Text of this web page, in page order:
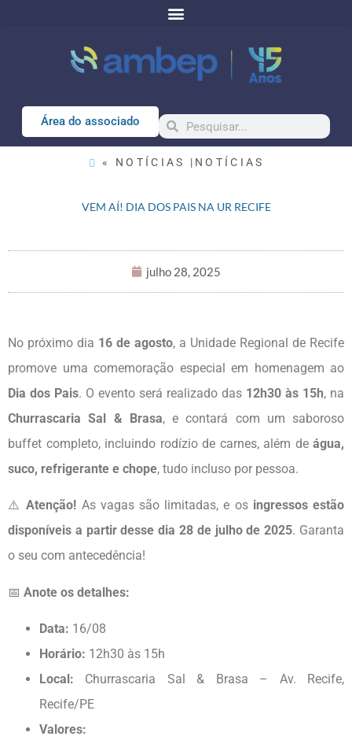
Área do associado
« NOTÍCIAS | NOTÍCIAS
VEM AÍ! DIA DOS PAIS NA UR RECIFE
julho 28, 2025
No próximo dia 16 de agosto, a Unidade Regional de Recife
promove uma comemoração especial em homenagem ao
Dia dos Pais. O evento será realizado das 12h30 às 15h, na
Churrascaria Sal & Brasa, e contará com um saboroso
buffet completo, incluindo rodízio de carnes, além de água,
suco, refrigerante e chope, tudo incluso por pessoa.
⚠️Atenção! As vagas são limitadas, e os ingressos estão
disponíveis a partir desse dia 28 de julho de 2025. Garanta
o seu com antecedência!
📅 Anote os detalhes:
Data: 16/08
Horário: 12h30 às 15h
Local: Churrascaria Sal & Brasa – Av. Recife,
Recife/PE
Valores: